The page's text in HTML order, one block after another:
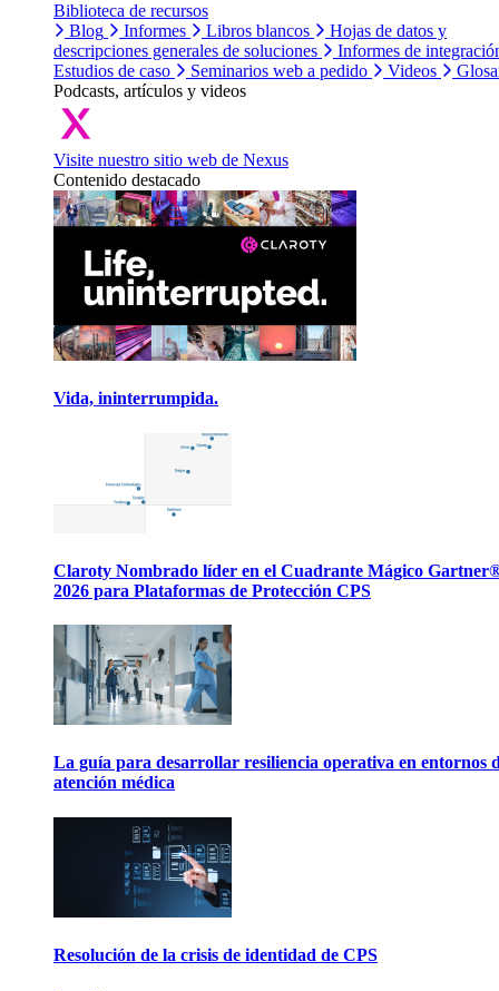
Biblioteca de recursos
Blog
Informes Libros blancos
Hojas de datos y
descripciones generales de soluciones
Informes de
Estudios de caso
Seminarios web a pedido Videos
Podcasts, artículos y videos
Visite nuestro sitio web de Nexus
Contenido destacado
Vida, ininterrumpida.
Claroty Nombrado líder en el Cuadrante Mágico
2026 para Plataformas de Protección CPS
La guía para desarrollar resiliencia operativa en entornos
atención médica
Resolución de la crisis de identidad de CPS